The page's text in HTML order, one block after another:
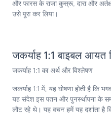
और फारस के राजा कुस्रू, दारा और
उसे पूरा कर लिया।
जकर्याह 1:1 बाइबल आयत
जकर्याह 1:1 का अर्थ और विश्लेषण
जकर्याह 1:1 में, यह घोषणा होती है कि
यह संदेश इस पतन और पुनर्स्थापना के
लौट रहे थे। यह वचन हमें यह दर्शाता है